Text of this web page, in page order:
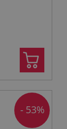
- 53%